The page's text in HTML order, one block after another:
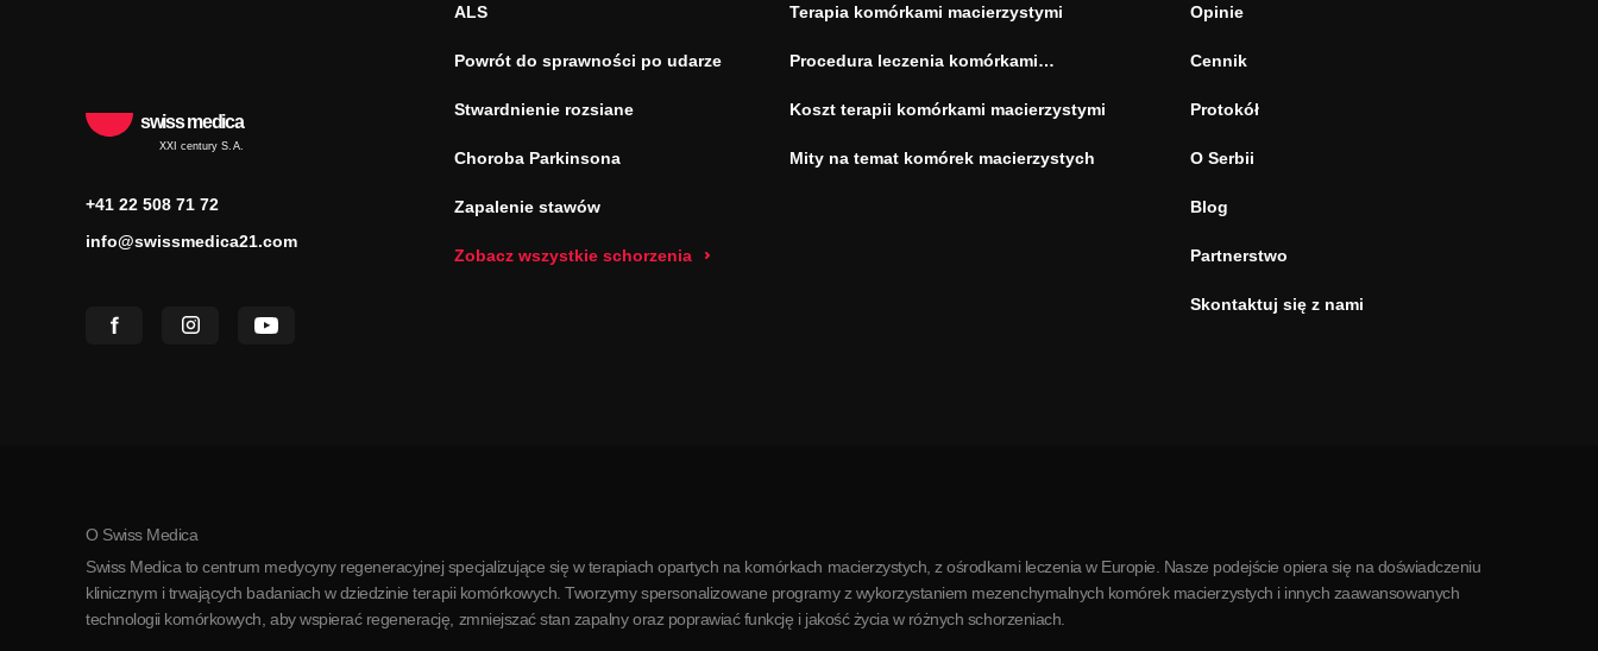
swiss medica
XXI century S.A.
+41 22 508 71 72
info@swissmedica21.com
ALS
Powrót do sprawności po udarze
Stwardnienie rozsiane
Choroba Parkinsona
Zapalenie stawów
Zobacz wszystkie schorzenia
Terapia komórkami macierzystymi
Procedura leczenia komórkami
Koszt terapii komórkami macierzystymi
Mity na temat komórek macierzystych
Opinie
Cennik
Protokół
O Serbii
Blog
Partnerstwo
Skontaktuj się z nami
O Swiss Medica
Swiss Medica to centrum medycyny regeneracyjnej specjalizujące się w terapiach opartych na komórkach macierzystych, z ośrodkami leczenia w Europie. Nasze podejście opiera się na doświadczeniu
klinicznym i trwających badaniach w dziedzinie terapii komórkowych. Tworzymy spersonalizowane programy z wykorzystaniem mezenchymalnych komórek macierzystych i innych zaawansowanych
technologii komórkowych, aby wspierać regenerację, zmniejszać stan zapalny oraz poprawiać funkcję i jakość życia w różnych schorzeniach.